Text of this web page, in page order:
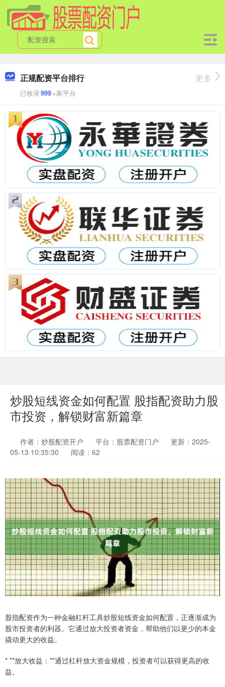
正规配资平台排行
已收录999+家平台
更多
炒股短线资金如何配置 股指配资助力股
市投资，解锁财富新篇章
作者：炒股配资开户 平台：股票配资门户
更新：2025-
05-13 10:35:30
阅读：62
股指配资作为一种金融杠杆工具炒股短线资金如何配置，正逐渐成为
股市投资者的利器。它通过放大投资者资金，帮助他们以更少的本金
撬动更大的收益。
* **放大收益：**通过杠杆放大资金规模，投资者可以获得更高的收
益。